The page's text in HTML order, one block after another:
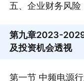
五、企业财务风险
第九章2023-2029
及投资机会透视
第一节 中频电源